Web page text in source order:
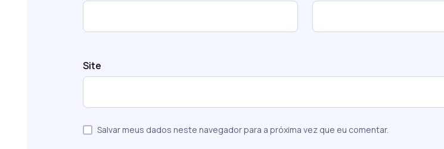
Site
Salvar meus dados neste navegador para a próxima vez que eu comentar.